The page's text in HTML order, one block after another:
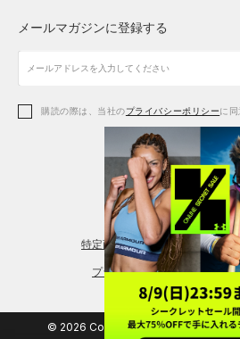
アクセサリー
アクセサリー
シューズ
アクセサリー
レギンス＆タイツ
シューズ
メールマガジンに登録する
購読の際は、当社のプライバシーポリシーに同
特定商取引法に基づく通販の表
プライバシーポリシー
© 2026 Copyright DOME